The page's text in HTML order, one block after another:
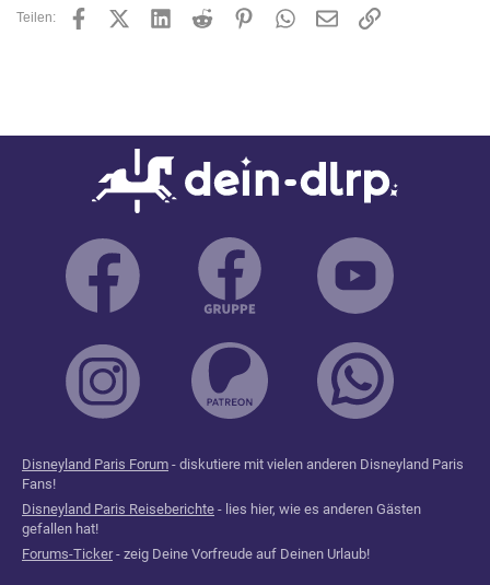
Teilen: FacebookX (Twitter)LinkedInReddit PinterestWhatsApp
E-MailLink
Disneyland Paris Forum - diskutiere mit vielen anderen Disneyland Paris
Fans!
Disneyland Paris Reiseberichte - lies hier, wie es anderen Gästen
gefallen hat!
Forums-Ticker- zeig Deine Vorfreude auf Deinen Urlaub!